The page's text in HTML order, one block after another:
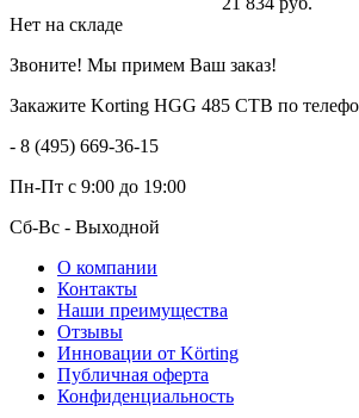
Нет на складе
Звоните! Мы примем Ваш заказ!
Закажите Korting HGG 485 CTB по
- 8 (495) 669-36-15
Пн-Пт с 9:00 до 19:00
Сб-Вс - Выходной
О компании
Контакты
Наши преимущества
Отзывы
Инновации от Körting
Публичная оферта
Конфиденциальность